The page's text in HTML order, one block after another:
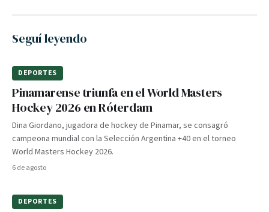
Seguí leyendo
DEPORTES
Pinamarense triunfa en el World Masters
Hockey 2026 en Róterdam
Dina Giordano, jugadora de hockey de Pinamar, se consagró
campeona mundial con la Selección Argentina +40 en el torneo
World Masters Hockey 2026.
6 de agosto
DEPORTES